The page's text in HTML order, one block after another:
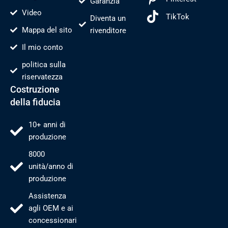
Video
Mappa del sito
Il mio conto
politica sulla
riservatezza
Diventa un
rivenditore
TikTok
Costruzione
della fiducia
10+ anni di
produzione
8000
unità/anno di
produzione
Assistenza
agli OEM e ai
concessionari